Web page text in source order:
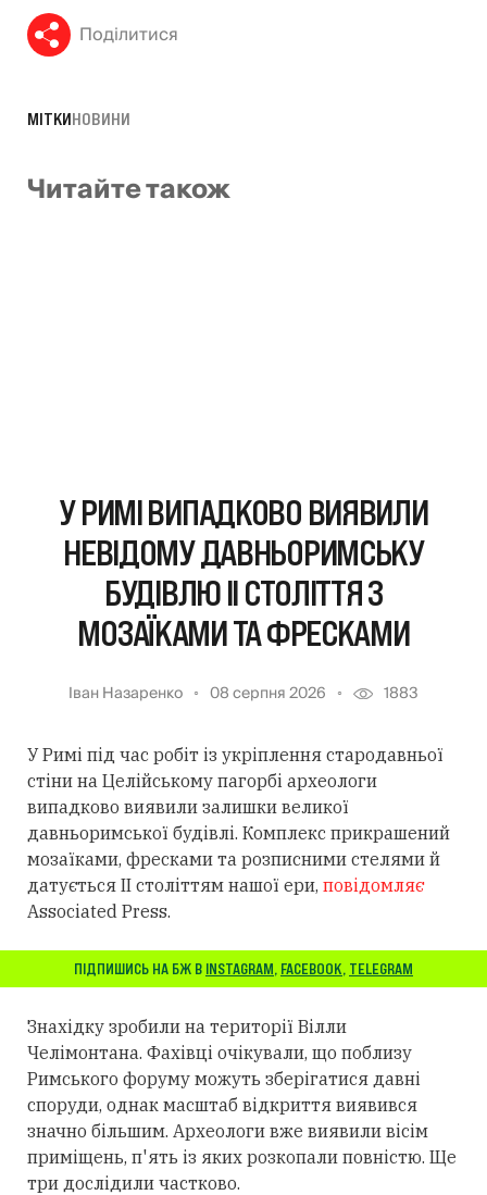
Поділитися
МІТКИНОВИНИ
Читайте також
У РИМІ ВИПАДКОВО ВИЯВИЛИ
НЕВІДОМУ ДАВНЬОРИМСЬКУ
БУДІВЛЮ II СТОЛІТТЯ З
МОЗАЇКАМИ ТА ФРЕСКАМИ
Іван Назаренко 08 серпня 2026 1883
У Римі під час робіт із укріплення стародавньої
стіни на Целійському пагорбі археологи
випадково виявили залишки великої
давньоримської будівлі. Комплекс прикрашений
мозаїками, фресками та розписними стелями й
датується II століттям нашої ери, повідомляє
Associated Press.
ПІДПИШИСЬ НА БЖ В INSTAGRAM, FACEBOOK, TELEGRAM
Знахідку зробили на території Вілли
Челімонтана. Фахівці очікували, що поблизу
Римського форуму можуть зберігатися давні
споруди, однак масштаб відкриття виявився
значно більшим. Археологи вже виявили вісім
приміщень, п'ять із яких розкопали повністю. Ще
три дослідили частково.